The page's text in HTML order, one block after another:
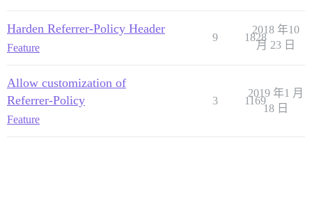
Harden Referrer-Policy Header
Feature
9 1828
2018 年10
月 23 日
Allow customization of
Referrer-Policy
Feature
3 1169
2019 年1 月
18 日